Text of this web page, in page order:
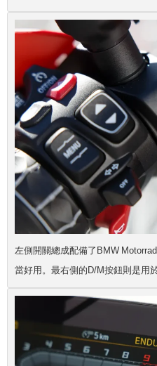
左側開關總成配備了BMW
當好用。最右側的D/M按鈕則是用